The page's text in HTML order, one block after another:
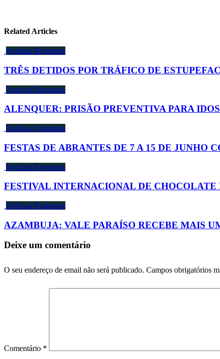
Related Articles
Notícias Regionais
TRÊS DETIDOS POR TRÁFICO DE
Notícias Regionais
ALENQUER: PRISÃO PREVENTIVA PARA
Notícias Regionais
FESTAS DE ABRANTES DE 7 A 15 DE JUNHO
Notícias Regionais
FESTIVAL INTERNACIONAL DE CHOCOLATE
Notícias Regionais
AZAMBUJA: VALE PARAÍSO RECEBE MAIS
Deixe um comentário
O seu endereço de email não será publicado. Campos obrigatórios
Comentário *